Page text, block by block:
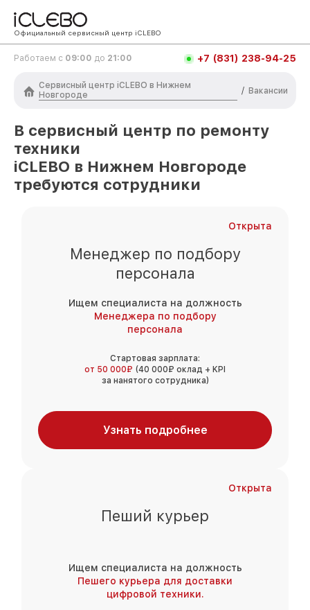
Официальный сервисный центр iCLEBO
Работаем с 09:00 до 21:00 +7 (831) 238-94-25
Сервисный центр iCLEBO в Нижнем
Новгороде
/ Вакансии
В сервисный центр по ремонту
техники
iCLEBO в Нижнем Новгороде
требуются сотрудники
Открыта
Менеджер по подбору
персонала
Ищем специалиста на должность
Менеджера по подбору
персонала
Стартовая зарплата:
от 50 000₽ (40 000₽ оклад + KPI
за нанятого сотрудника)
Узнать подробнее
Открыта
Пеший курьер
Ищем специалиста на должность
Пешего курьера для доставки
цифровой техники.